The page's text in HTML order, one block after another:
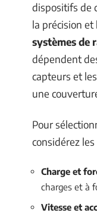
dispositifs de
la précision
systèmes de
dépendent
capteurs et
une
Pour
considérez
Charge et
charges et à
Vitesse et